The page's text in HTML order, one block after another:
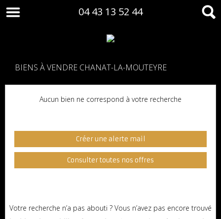
04 43 13 52 44
BIENS À VENDRE CHANAT-LA-MOUTEYRE
Aucun bien ne correspond à votre recherche
Créer une alerte mail
Consulter toutes nos offres
Votre recherche n’a pas abouti ? Vous n’avez pas encore trouvé